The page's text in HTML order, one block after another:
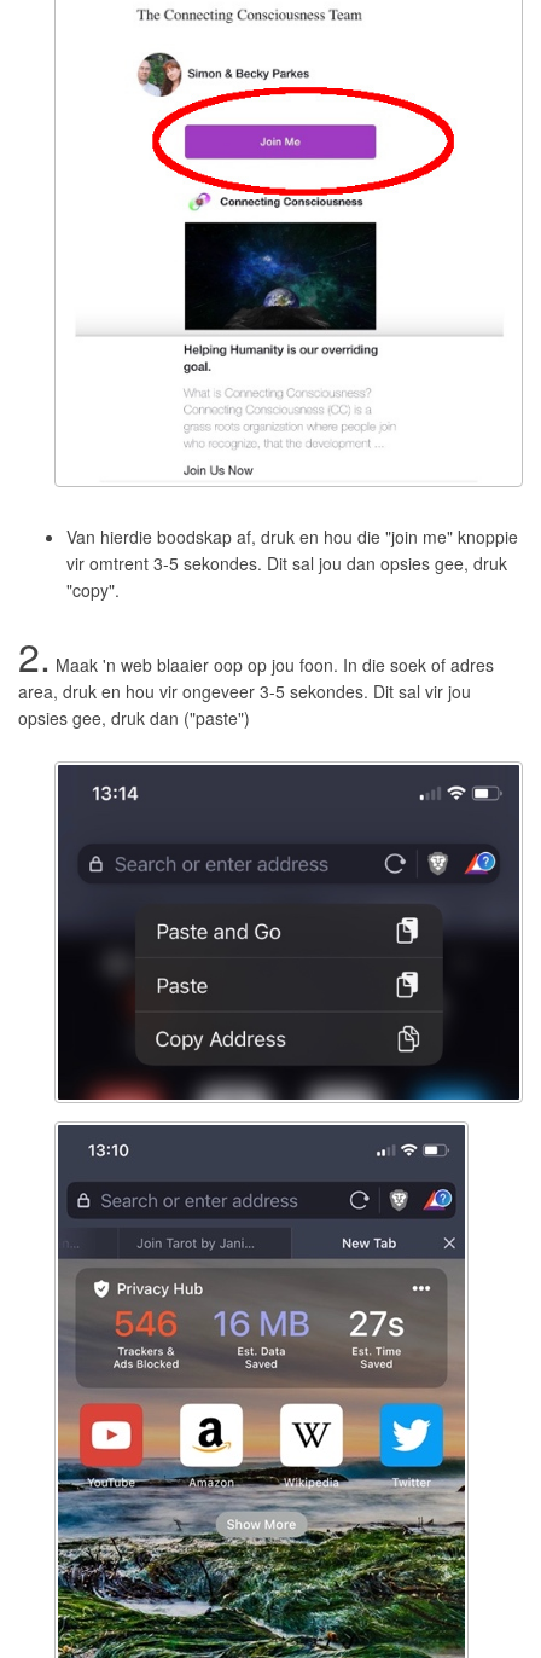
Van hierdie boodskap af, druk en hou die "join me" knoppie
vir omtrent 3-5 sekondes. Dit sal jou dan opsies gee, druk
"copy".
2. Maak 'n web blaaier oop op jou foon. In die soek of adres
area, druk en hou vir ongeveer 3-5 sekondes. Dit sal vir jou
opsies gee, druk dan ("paste")